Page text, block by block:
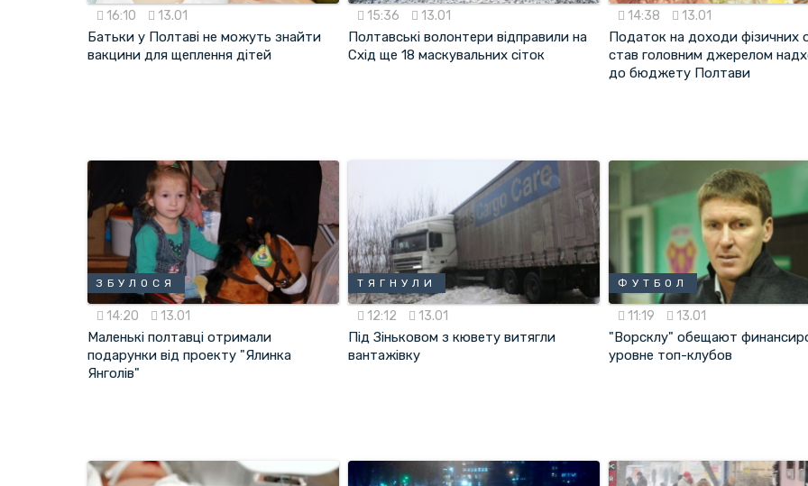
16:10 13.01
Батьки у Полтаві не можуть знайти
вакцини для щеплення дітей
15:36 13.01
Полтавські волонтери відправили на
Cхід ще 18 маскувальних сіток
14:38 13.01
Податок на доходи фізичних
став головним джерелом
до бюджету Полтави
ЗБУЛОСЯ
14:20 13.01
Маленькі полтавці отримали
подарунки від проекту "Ялинка
Янголів"
ТЯГНУЛИ
12:12 13.01
Під Зіньковом з кювету витягли
вантажівку
ФУТБОЛ
11:19 13.01
"Ворсклу" обещают
уровне топ-клубов